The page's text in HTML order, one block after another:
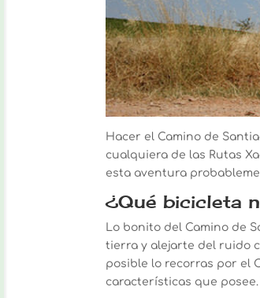
Hacer el Camino de
cualquiera de las Rutas
esta aventura
¿Qué bicicleta
Lo bonito del Camino de
tierra y alejarte del ruido
posible lo recorras por el
características que posee.